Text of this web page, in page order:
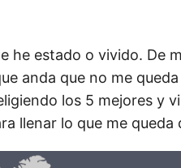
he estado o vivido. De
anda que no me
los 5 mejores y
llenar lo que me queda